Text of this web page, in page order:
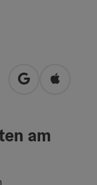
in Google
in
am